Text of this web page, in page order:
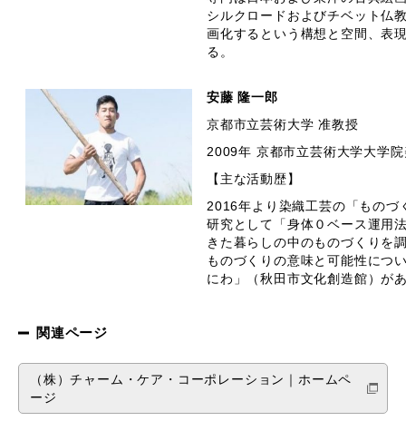
シルクロードおよびチベット仏
画化するという構想と空間、表
る。
安藤 隆一郎
京都市立芸術大学 准教授
2009年 京都市立芸術大学大学
【主な活動歴】
2016年より染織工芸の「ものづ
研究として「身体０ベース運用
きた暮らしの中のものづくりを
ものづくりの意味と可能性につ
にわ」（秋田市文化創造館）が
関連ページ
（株）チャーム・ケア・コーポレーション
｜ホームペ
ージ